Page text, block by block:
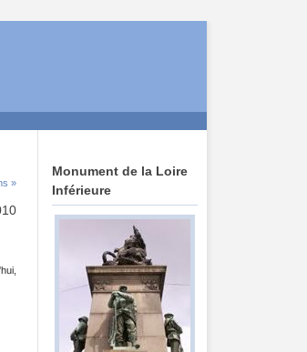
Monument de la Loire
Inférieure
»